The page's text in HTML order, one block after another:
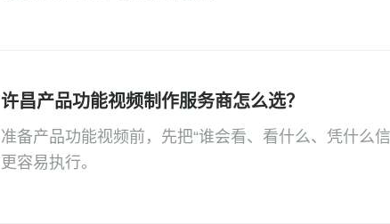
许昌产品功能视频制作服务商怎么选？
准备产品功能视频前，先把“谁会看、看什么、凭什么
更容易执行。